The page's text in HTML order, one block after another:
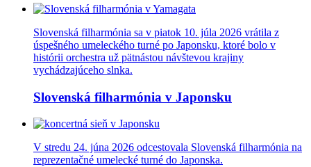
Slovenská filharmónia sa v piatok 10. júla 2026 vrátila z
úspešného umeleckého turné po Japonsku, ktoré bolo v
histórii orchestra už pätnástou návštevou krajiny
vychádzajúceho slnka.
Slovenská filharmónia v Japonsku
V stredu 24. júna 2026 odcestovala Slovenská filharmónia na
reprezentačné umelecké turné do Japonska.